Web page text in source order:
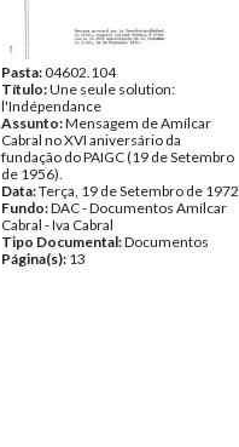
Pasta:04602.104
Título:Une seule solution:
l'Indépendance
Assunto:Mensagem de Amílcar
Cabral no XVI aniversário da
fundação do PAIGC (19 de Setembro
de 1956).
Data:Terça, 19 de Setembro de 1972
Fundo:DAC - Documentos Amílcar
Cabral - Iva Cabral
Tipo Documental:Documentos
Página(s): 13